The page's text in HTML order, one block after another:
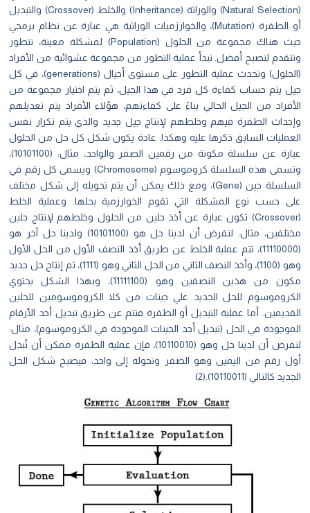
(Natural Selection) والوراثة (Inheritance) والخلط (Crossover) والتبديل
أو الطفرة (Mutation)، والخوارزميات الوراثية هي عبارة عن نظام برمجي
حيث هناك مجموعة من الحلول (Population) لمشكلة معينة، تتطور
وتتقدم لتصبح أفضل. تبدأ عملية التطور من مجموعة عشوائية من الأفراد
(الحلول) وتحدث عملية التطور على مستوى أجيال (generations)، في كل
جيل يتم حساب كفاءة كل فرد في هذا الجيل، ثم يتم اختيار مجموعة من
الأفراد من الجيل الحالي بناءً على كفاءتهم، هؤلاء الأفراد يتم تعديلهم
وإحداث الطفرة فيهم وخلطهم لإنتاج جيل جديد والذي يتم تكرار نفس
العمليات السابق ذكرها عليه وهكذا. عادة يكون شكل كل حل من الحلول
عبارة عن سلسلة مكونة من رقمين الصفر والواحد، مثال: (10101100)،
وتسمى هذه السلسلة كروموسوم (Chromosome) ويسمى كل رقم في
السلسلة جين (Gene)، ومع ذلك يمكن أن يتم تحويله إلى شكل مختلف
على حسب نوع المشكلة التي تقوم الخوارزمية بحلها. وعملية الخلط
(Crossover) تكون عبارة عن أخذ حلين من الحلول وخلطهم لإنتاج حلين
مختلفين، مثال: لنفرض أن لدينا حل هو (10101100) ولدينا حل آخر هو
(11110000)، تتم عملية الخلط عن طريق أخذ النصف الأول من الحل الأول
وهو (1100)، وأخذ النصف الثاني من الحل الثاني وهو (1111)، ثم إنتاج حل جديد
مكون من هذين النصفين وهو (11111100)، وبهذا الشكل يحتوي
الكروموسوم للحل الجديد علي جينات من كلا الكروموسومين للحلين
القديمين. أما عملية التبديل أو الطفرة فتتم عن طريق تبديل أحد الأرقام
الموجودة في الحل (تبديل أحد الجينات الموجودة في الكروموسوم)، مثال:
لنفرض أن لدينا حل وهو (10110010)، فإن عملية الطفرة ممكن أن تُبدل
أول رقم من اليمين وهو الصفر وتحوله إلى واحد، فيصبح شكل الحل
الجديد كالتالي (10110011).(2)